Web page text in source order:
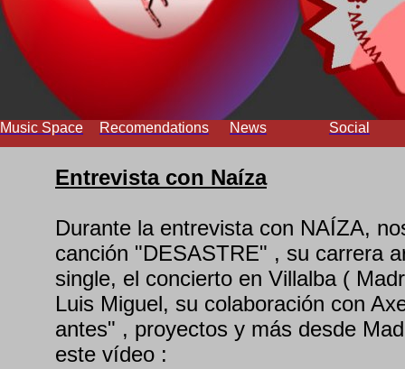
Music Space Recomendations News Social
Entrevista con Naíza
Durante la entrevista con NAÍZA,
canción "DESASTRE" , su carrera
single, el concierto en Villalba (
Luis Miguel, su colaboración con
antes" , proyectos y más desde
este vídeo :